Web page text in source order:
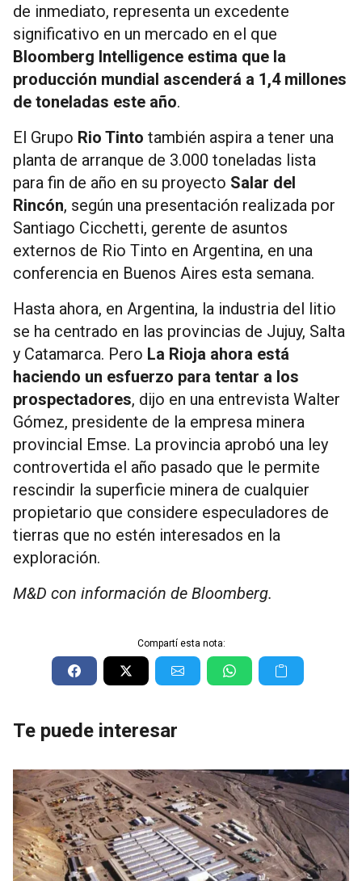
de inmediato, representa un excedente
significativo en un mercado en el que
Bloomberg Intelligence estima que la
producción mundial ascenderá a 1,4 millones
de toneladas este año.
El Grupo Rio Tinto también aspira a tener una
planta de arranque de 3.000 toneladas lista
para fin de año en su proyecto Salar del
Rincón, según una presentación realizada por
Santiago Cicchetti, gerente de asuntos
externos de Rio Tinto en Argentina, en una
conferencia en Buenos Aires esta semana.
Hasta ahora, en Argentina, la industria del litio
se ha centrado en las provincias de Jujuy, Salta
y Catamarca. Pero La Rioja ahora está
haciendo un esfuerzo para tentar a los
prospectadores, dijo en una entrevista Walter
Gómez, presidente de la empresa minera
provincial Emse. La provincia aprobó una ley
controvertida el año pasado que le permite
rescindir la superficie minera de cualquier
propietario que considere especuladores de
tierras que no estén interesados ​​en la
exploración.
M&D con información de Bloomberg.
Compartí esta nota:
Te puede interesar